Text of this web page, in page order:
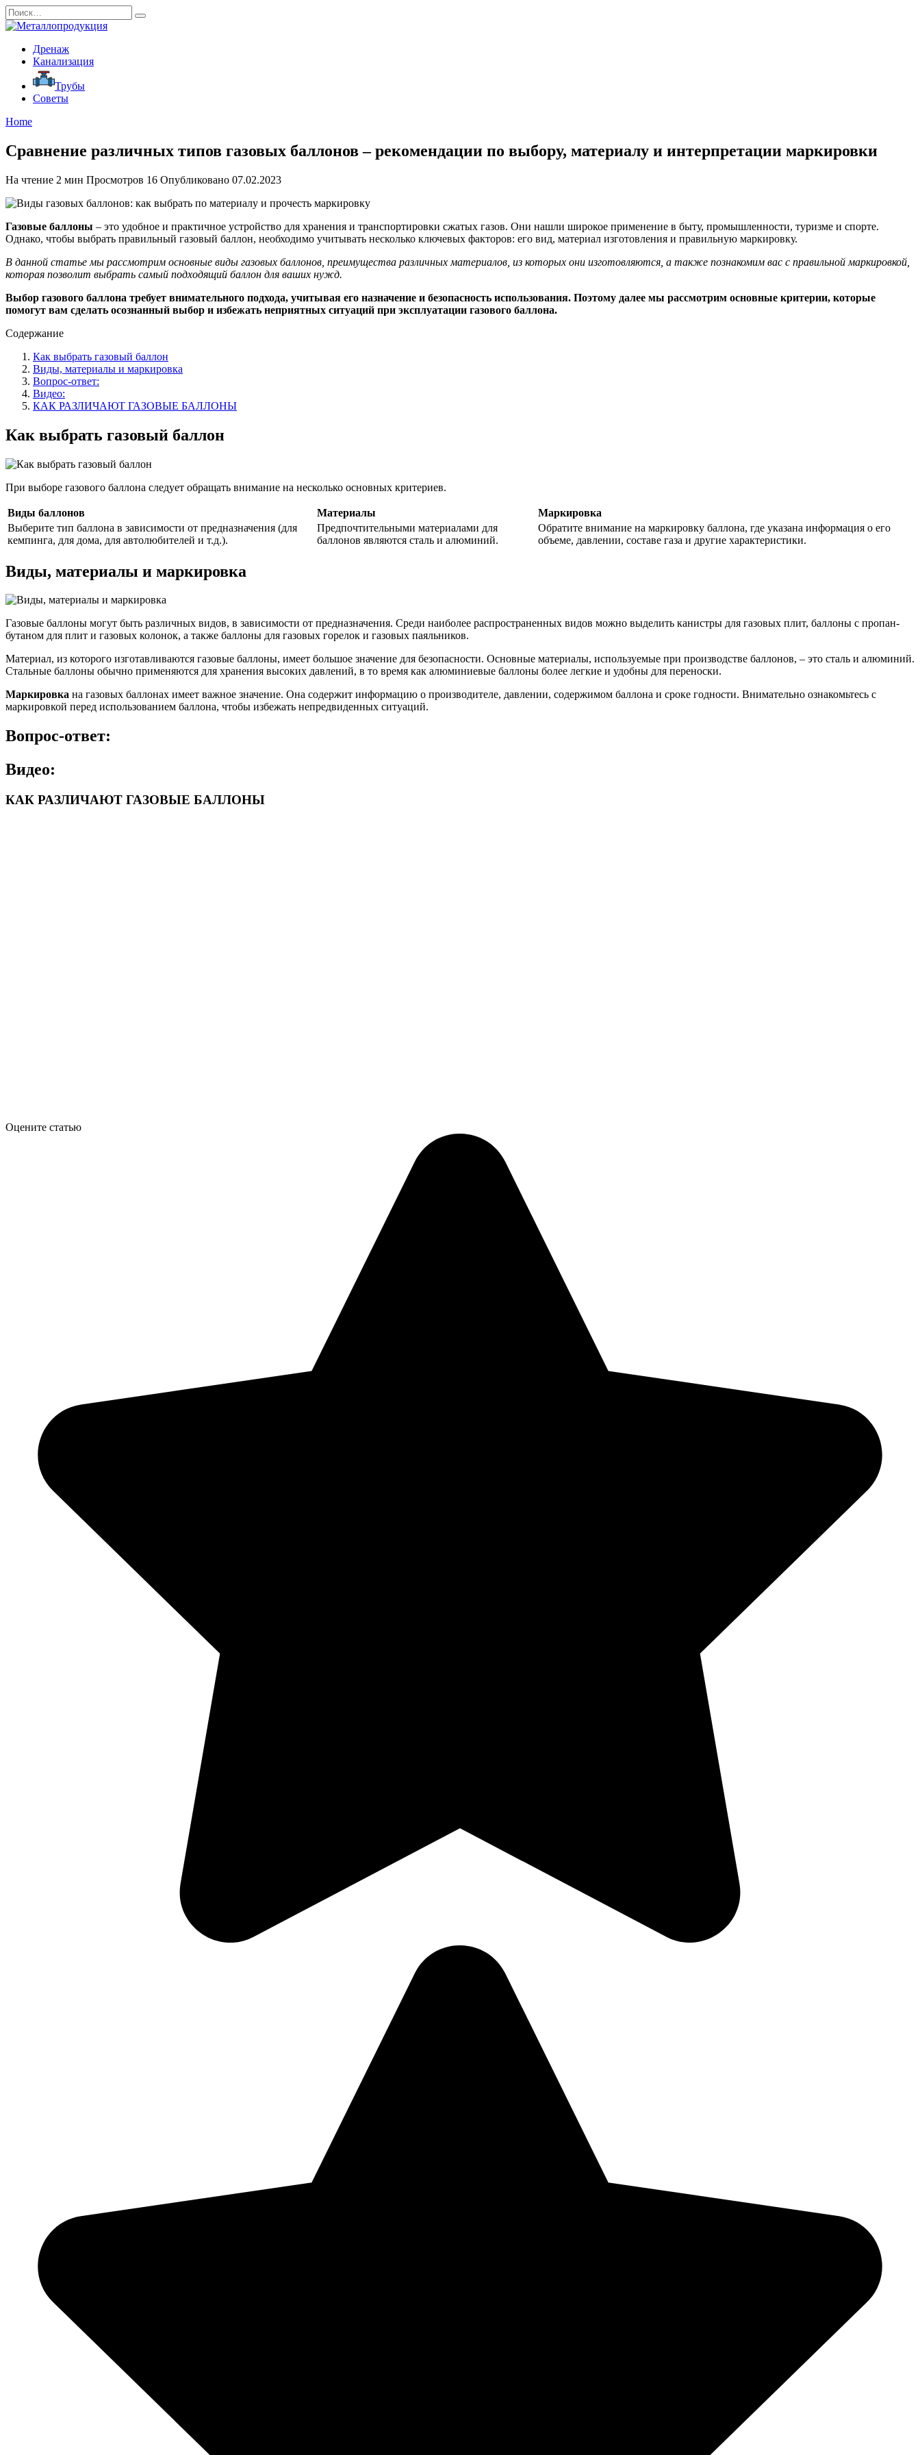
Перейти
к
содержанию
Search
for:
Дренаж
Канализация
Трубы
Советы
Home
Сравнение различных типов газовых баллонов – рекомендации по выбору, материалу и интерпретации маркировки
На чтение 2 мин Просмотров 16 Опубликовано 07.02.2023
Газовые баллоны – это удобное и практичное устройство для хранения и транспортировки сжатых газов. Они нашли широкое применение в быту, промышленности, туризме и спорте.
Однако, чтобы выбрать правильный газовый баллон, необходимо учитывать несколько ключевых факторов: его вид, материал изготовления и правильную маркировку.
В данной статье мы рассмотрим основные виды газовых баллонов, преимущества различных материалов, из которых они изготовляются, а также познакомим вас с правильной маркировкой,
которая позволит выбрать самый подходящий баллон для ваших нужд.
Выбор газового баллона требует внимательного подхода, учитывая его назначение и безопасность использования. Поэтому далее мы рассмотрим основные критерии, которые
помогут вам сделать осознанный выбор и избежать неприятных ситуаций при эксплуатации газового баллона.
Содержание
Как выбрать газовый баллон
Виды, материалы и маркировка
Вопрос-ответ:
Видео:
КАК РАЗЛИЧАЮТ ГАЗОВЫЕ БАЛЛОНЫ
Как выбрать газовый баллон
При выборе газового баллона следует обращать внимание на несколько основных критериев.
Виды баллонов Материалы
Маркировка
Выберите тип баллона в зависимости от предназначения (для
кемпинга, для дома, для автолюбителей и т.д.).
Предпочтительными материалами для
баллонов являются сталь и алюминий.
Обратите внимание на маркировку баллона, где указана информация о его
объеме, давлении, составе газа и другие характеристики.
Виды, материалы и маркировка
Газовые баллоны могут быть различных видов, в зависимости от предназначения. Среди наиболее распространенных видов можно выделить канистры для газовых плит, баллоны с пропан-
бутаном для плит и газовых колонок, а также баллоны для газовых горелок и газовых паяльников.
Материал, из которого изготавливаются газовые баллоны, имеет большое значение для безопасности. Основные материалы, используемые при производстве баллонов, – это сталь и алюминий.
Стальные баллоны обычно применяются для хранения высоких давлений, в то время как алюминиевые баллоны более легкие и удобны для переноски.
Маркировка на газовых баллонах имеет важное значение. Она содержит информацию о производителе, давлении, содержимом баллона и сроке годности. Внимательно ознакомьтесь с
маркировкой перед использованием баллона, чтобы избежать непредвиденных ситуаций.
Вопрос-ответ:
Видео:
КАК РАЗЛИЧАЮТ ГАЗОВЫЕ БАЛЛОНЫ
Оцените статью